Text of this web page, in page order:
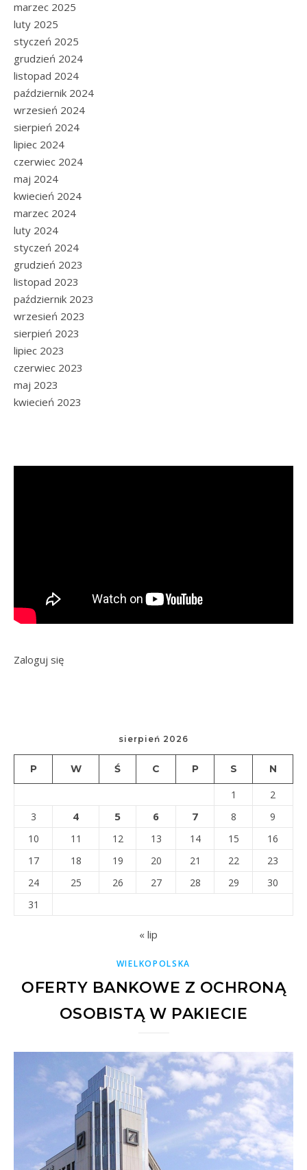
marzec 2025
luty 2025
styczeń 2025
grudzień 2024
listopad 2024
październik 2024
wrzesień 2024
sierpień 2024
lipiec 2024
czerwiec 2024
maj 2024
kwiecień 2024
marzec 2024
luty 2024
styczeń 2024
grudzień 2023
listopad 2023
październik 2023
wrzesień 2023
sierpień 2023
lipiec 2023
czerwiec 2023
maj 2023
kwiecień 2023
Zaloguj się
sierpień 2026
P W Ś C P S N
1
2
3
4 5 6 7 8
9
10
11 12 13 14 15
16
17
18 19 20 21 22
23
24
25 26 27 28 29
30
31
« lip
WIELKOPOLSKA
OFERTY BANKOWE Z OCHRONĄ
OSOBISTĄ W PAKIECIE